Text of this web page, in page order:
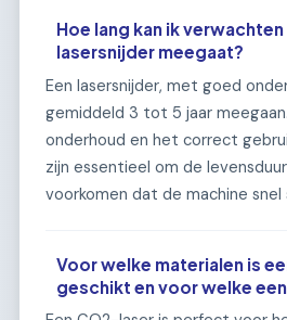
Hoe lang kan ik
lasersnijder meegaat?
Een lasersnijder, met goed
gemiddeld 3 tot 5 jaar
onderhoud en het correct
zijn essentieel om de
voorkomen dat de machine snel
Voor welke materialen is
geschikt en voor welke